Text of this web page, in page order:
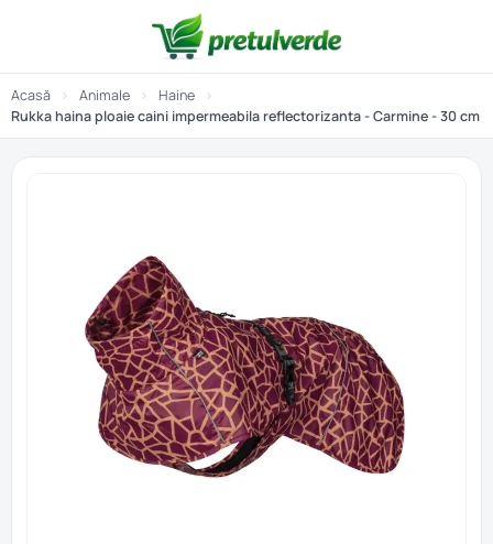
Acasă › Animale › Haine
›
Rukka haina ploaie caini impermeabila reflectorizanta - Carmine - 30 cm